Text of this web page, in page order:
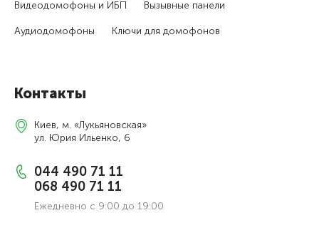
Видеодомофоны и ИБП Вызывные панели
Аудиодомофоны Ключи для домофонов
Контакты
Киев, м. «Лукьяновская»
ул. Юрия Ильенко, 6
044 490 71 11
068 490 71 11
Ежедневно с 9:00 до 19:00